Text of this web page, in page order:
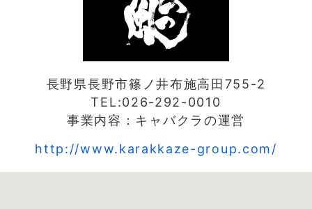
長野県長野市篠ノ井布施高田755-2
TEL:026-292-0010
事業内容：キャバクラの運営
http://www.karakkaze-group.com/